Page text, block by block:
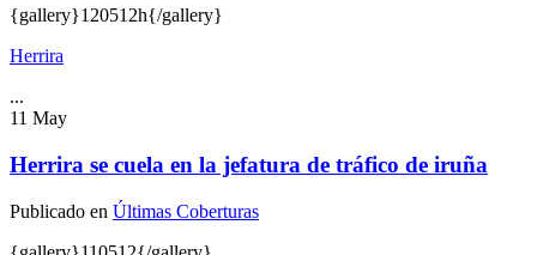
{gallery}120512h{/gallery}
Herrira
...
11 May
Herrira se cuela en la jefatura de tráfico de iruña
Publicado en Últimas Coberturas